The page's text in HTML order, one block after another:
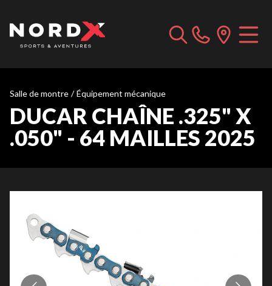
Salle de montre / Équipement mécanique
DUCAR CHAÎNE .325" X
.050" - 64 MAILLES 2025